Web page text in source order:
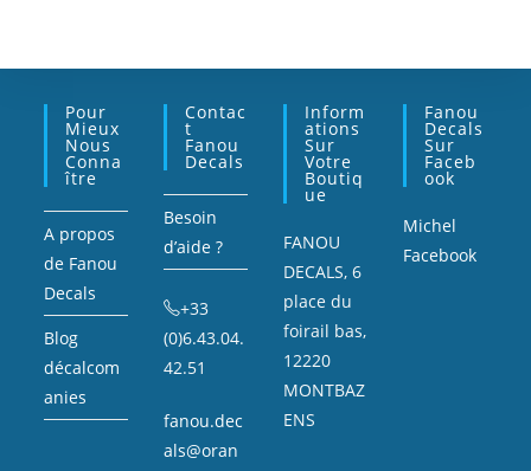
Pour
Mieux
Nous
Conna
Ître
A propos
de Fanou
Decals
Blog
décalcom
anies
Contac
T
Fanou
Decals
Besoin
d’aide ?
+33
(0)6.43.04.
42.51
fanou.dec
als@oran
Inform
Ations
Sur
Votre
Boutiq
Ue
FANOU
DECALS, 6
place du
foirail bas,
12220
MONTBAZ
ENS
Fanou
Decals
Sur
Faceb
Ook
Michel
Facebook